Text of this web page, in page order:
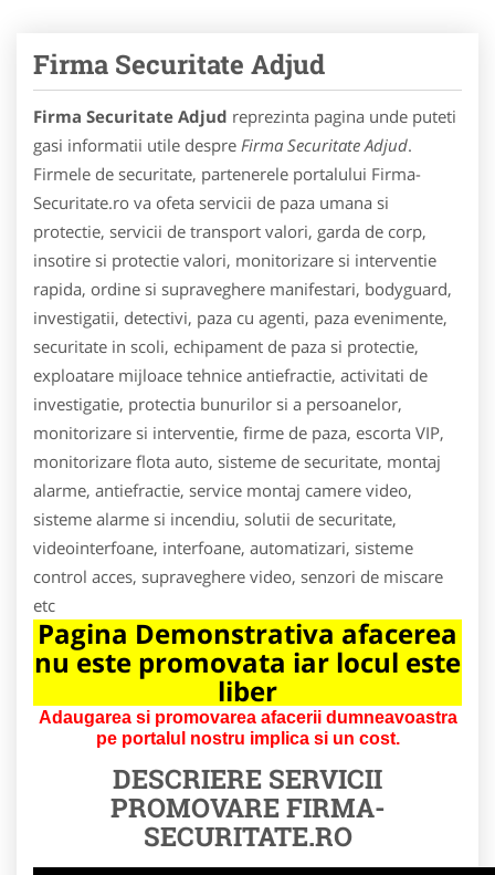
Firma Securitate Adjud
Firma Securitate Adjud reprezinta pagina unde puteti
gasi informatii utile despre Firma Securitate Adjud.
Firmele de securitate, partenerele portalului Firma-
Securitate.ro va ofeta servicii de paza umana si
protectie, servicii de transport valori, garda de corp,
insotire si protectie valori, monitorizare si interventie
rapida, ordine si supraveghere manifestari, bodyguard,
investigatii, detectivi, paza cu agenti, paza evenimente,
securitate in scoli, echipament de paza si protectie,
exploatare mijloace tehnice antiefractie, activitati de
investigatie, protectia bunurilor si a persoanelor,
monitorizare si interventie, firme de paza, escorta VIP,
monitorizare flota auto, sisteme de securitate, montaj
alarme, antiefractie, service montaj camere video,
sisteme alarme si incendiu, solutii de securitate,
videointerfoane, interfoane, automatizari, sisteme
control acces, supraveghere video, senzori de miscare
etc
Pagina Demonstrativa afacerea
nu este promovata iar locul este
liber
Adaugarea si promovarea afacerii dumneavoastra
pe portalul nostru implica si un cost.
DESCRIERE SERVICII
PROMOVAREFIRMA-
SECURITATE.RO